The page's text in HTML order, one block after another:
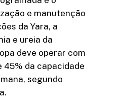
e manutenção
da Yara, a
e ureia da
deve operar com
45% da capacidade
segundo